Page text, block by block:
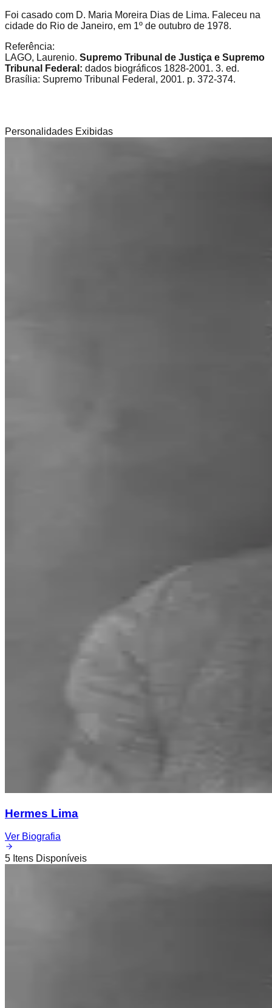
Foi casado com D. Maria Moreira Dias de Lima. Faleceu na
cidade do Rio de Janeiro, em 1º de outubro de 1978.
Referência:
LAGO, Laurenio. Supremo Tribunal de Justiça e Supremo
Tribunal Federal: dados biográficos 1828-2001. 3. ed.
Brasília: Supremo Tribunal Federal, 2001. p. 372-374.
Personalidades Exibidas
Hermes Lima
Ver Biografia
5 Itens Disponíveis